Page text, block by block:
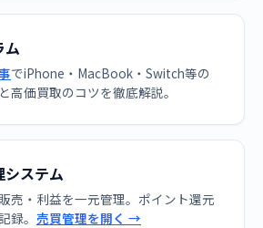
ム
でiPhone・MacBook・Switch等の
高価買取のコツを徹底解説。
システム
売・利益を一元管理。ポイント還元
録。 売買管理を開く →